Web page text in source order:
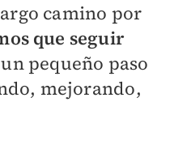
camino por
que seguir
pequeño paso
mejorando,